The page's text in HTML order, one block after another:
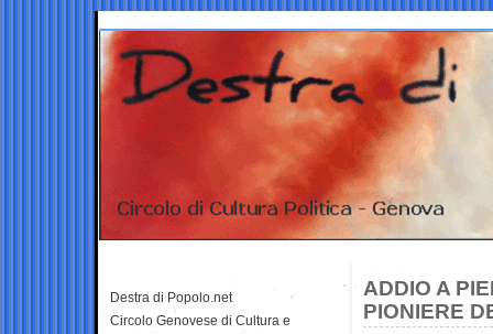
ADDIO A
PIONIERE
Destra di Popolo.net
Circolo Genovese di Cultura e